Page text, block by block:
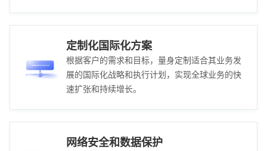
定制化国际化方案
根据客户的需求和目标，量身定制适合其业务发
展的国际化战略和执行计划，实现全球业务的快
速扩张和持续增长。
网络安全和数据保护